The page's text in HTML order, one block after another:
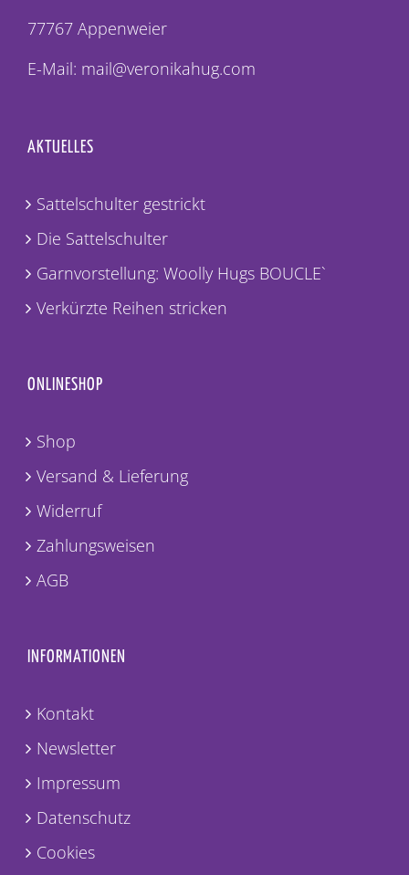
77767 Appenweier
E-Mail: mail@veronikahug.com
AKTUELLES
Sattelschulter gestrickt
Die Sattelschulter
Garnvorstellung: Woolly Hugs BOUCLE`
Verkürzte Reihen stricken
ONLINESHOP
Shop
Versand & Lieferung
Widerruf
Zahlungsweisen
AGB
INFORMATIONEN
Kontakt
Newsletter
Impressum
Datenschutz
Cookies